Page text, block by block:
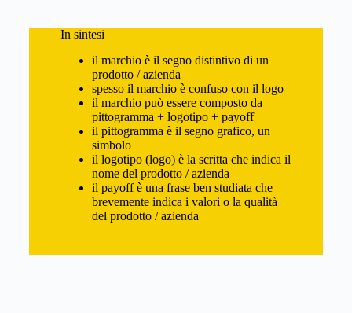
In sintesi
il marchio è il segno distintivo di un
prodotto / azienda
spesso il marchio è confuso con il logo
il marchio può essere composto da
pittogramma + logotipo + payoff
il pittogramma è il segno grafico, un
simbolo
il logotipo (logo) è la scritta che indica il
nome del prodotto / azienda
il payoff è una frase ben studiata che
brevemente indica i valori o la qualità
del prodotto / azienda